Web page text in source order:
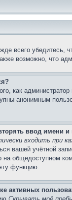
всего убедитесь,
возможно, что
как
анонимным
ввод имени и
входить при
вашей учётной
общедоступном
функцию.
активных